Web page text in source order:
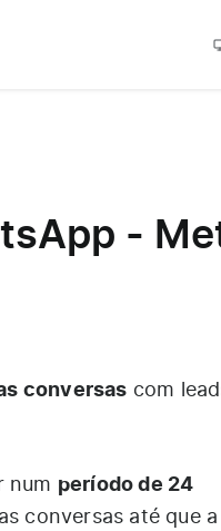
-
conversas com
num período de 24
conversas até que a